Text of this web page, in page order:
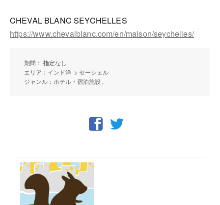
CHEVAL BLANC SEYCHELLES
https://www.chevalblanc.com/en/maison/seychelles/
期間： 指定なし
エリア：インド洋 > セーシェル
ジャンル：ホテル・宿泊施設 ,